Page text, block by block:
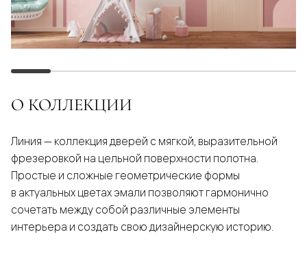
О КОЛЛЕКЦИИ
Линия — коллекция дверей с мягкой, выразительной
фрезеровкой на цельной поверхности полотна.
Простые и сложные геометрические формы
в актуальных цветах эмали позволяют гармонично
сочетать между собой различные элементы
интерьера и создать свою дизайнерскую историю.